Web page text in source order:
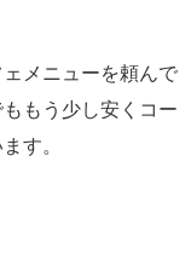
メニューを頼んで
もう少し安くコー
す。